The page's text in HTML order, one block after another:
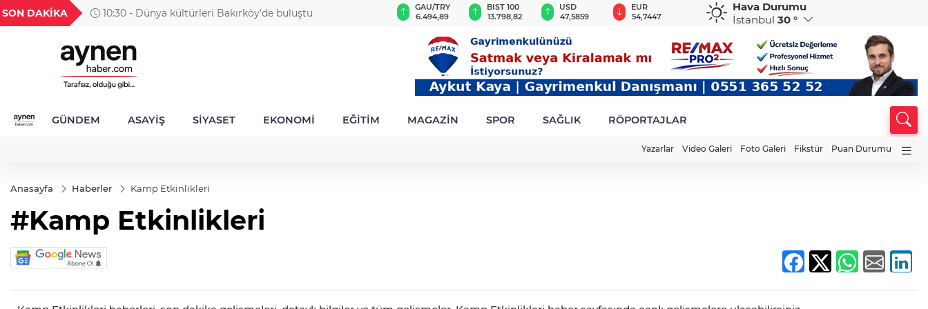
SON DAKİKA 10:30 - Dünya kültürleri Bakırköy’de buluştu
1,1820
GEL
18,1973
TND
16,2298
BGN
28,0626
GAU/TRY
6.494,89
BIST 100
13.798,82
USD
47,5859
EUR
54,7447
GBP
63,8357
CHF
58,5240
Hava Durumu
İstanbul 30 °
GÜNDEM ASAYİŞ SİYASET EKONOMİ EĞİTİM MAGAZİN SPOR SAĞLIK RÖPORTAJLAR
Yazarlar Video Galeri Foto Galeri Fikstür Puan Durumu
Anasayfa Haberler Kamp Etkinlikleri
#Kamp Etkinlikleri